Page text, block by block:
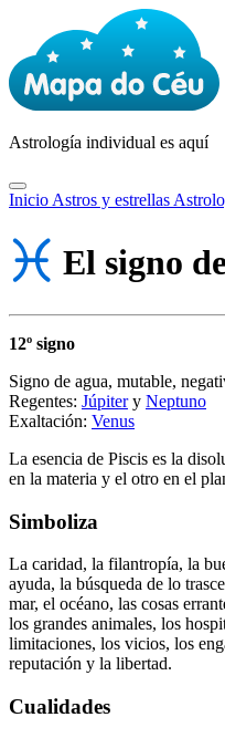
Astrología individual es aquí
Inicio Astros y estrellas
El signo
12º signo
Signo de agua, mutable,
Regentes: Júpitery Neptuno
Exaltación: Venus
La esencia de Piscis es la
en la materia y el otro en el
Simboliza
La caridad, la filantropía, la
ayuda, la búsqueda de lo
mar, el océano, las cosas
los grandes animales, los
limitaciones, los vicios, los
reputación y la libertad.
Cualidades